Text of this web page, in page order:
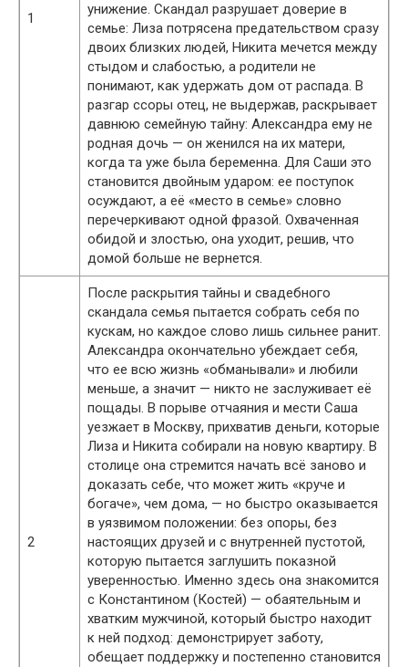
1
унижение. Скандал разрушает доверие в
семье: Лиза потрясена предательством сразу
двоих близких людей, Никита мечется между
стыдом и слабостью, а родители не
понимают, как удержать дом от распада. В
разгар ссоры отец, не выдержав, раскрывает
давнюю семейную тайну: Александра ему не
родная дочь — он женился на их матери,
когда та уже была беременна. Для Саши это
становится двойным ударом: ее поступок
осуждают, а её «место в семье» словно
перечеркивают одной фразой. Охваченная
обидой и злостью, она уходит, решив, что
домой больше не вернется.
2
После раскрытия тайны и свадебного
скандала семья пытается собрать себя по
кускам, но каждое слово лишь сильнее ранит.
Александра окончательно убеждает себя,
что ее всю жизнь «обманывали» и любили
меньше, а значит — никто не заслуживает её
пощады. В порыве отчаяния и мести Саша
уезжает в Москву, прихватив деньги, которые
Лиза и Никита собирали на новую квартиру. В
столице она стремится начать всё заново и
доказать себе, что может жить «круче и
богаче», чем дома, — но быстро оказывается
в уязвимом положении: без опоры, без
настоящих друзей и с внутренней пустотой,
которую пытается заглушить показной
уверенностью. Именно здесь она знакомится
с Константином (Костей) — обаятельным и
хватким мужчиной, который быстро находит
к ней подход: демонстрирует заботу,
обещает поддержку и постепенно становится